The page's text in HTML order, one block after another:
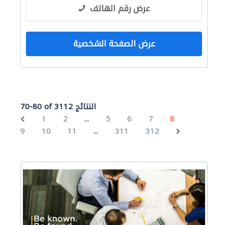
عرض رقم الهاتف
عرض الصفحة الشخصية
70-80 of 3112 النتائج
1
2 ... 5 6 7
8
9
10 11 ... 311 312